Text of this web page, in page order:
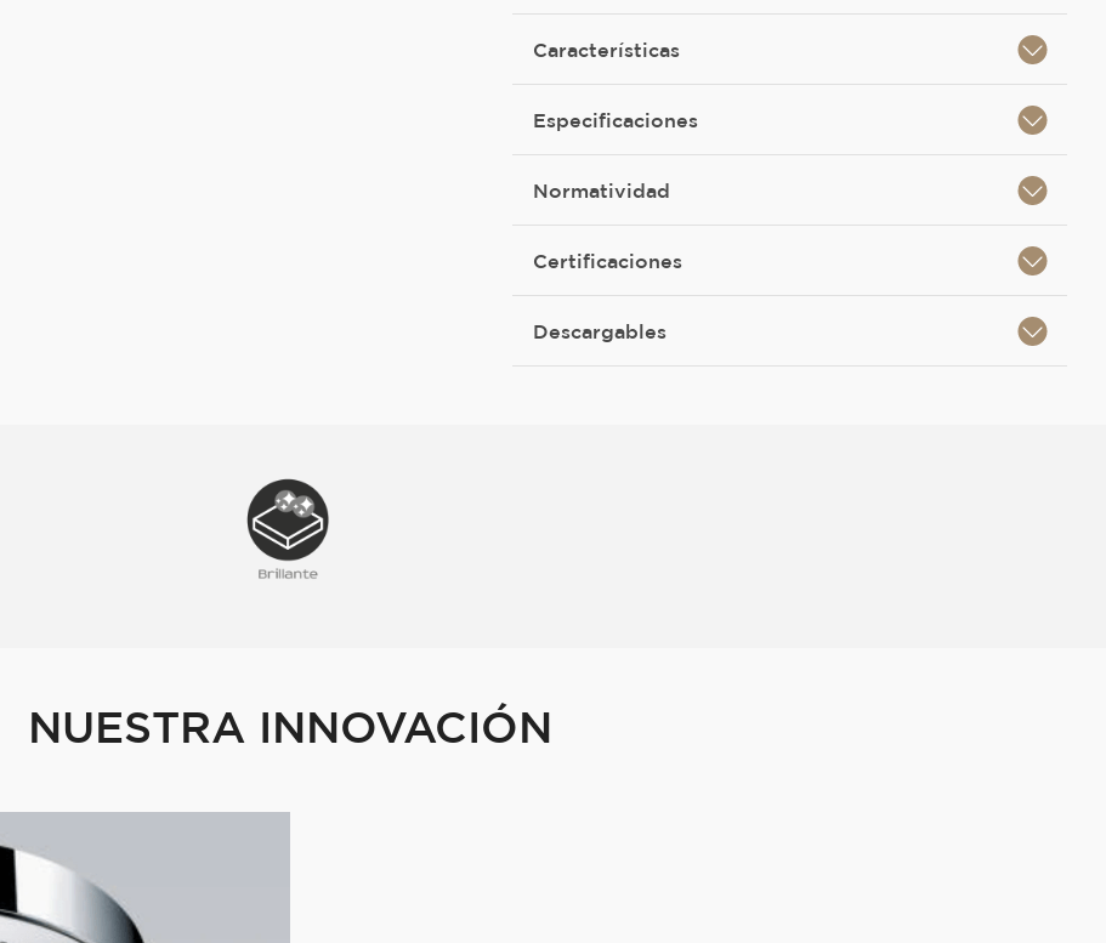
Características
Especificaciones
Normatividad
Certificaciones
Descargables
NUESTRA INNOVACIÓN